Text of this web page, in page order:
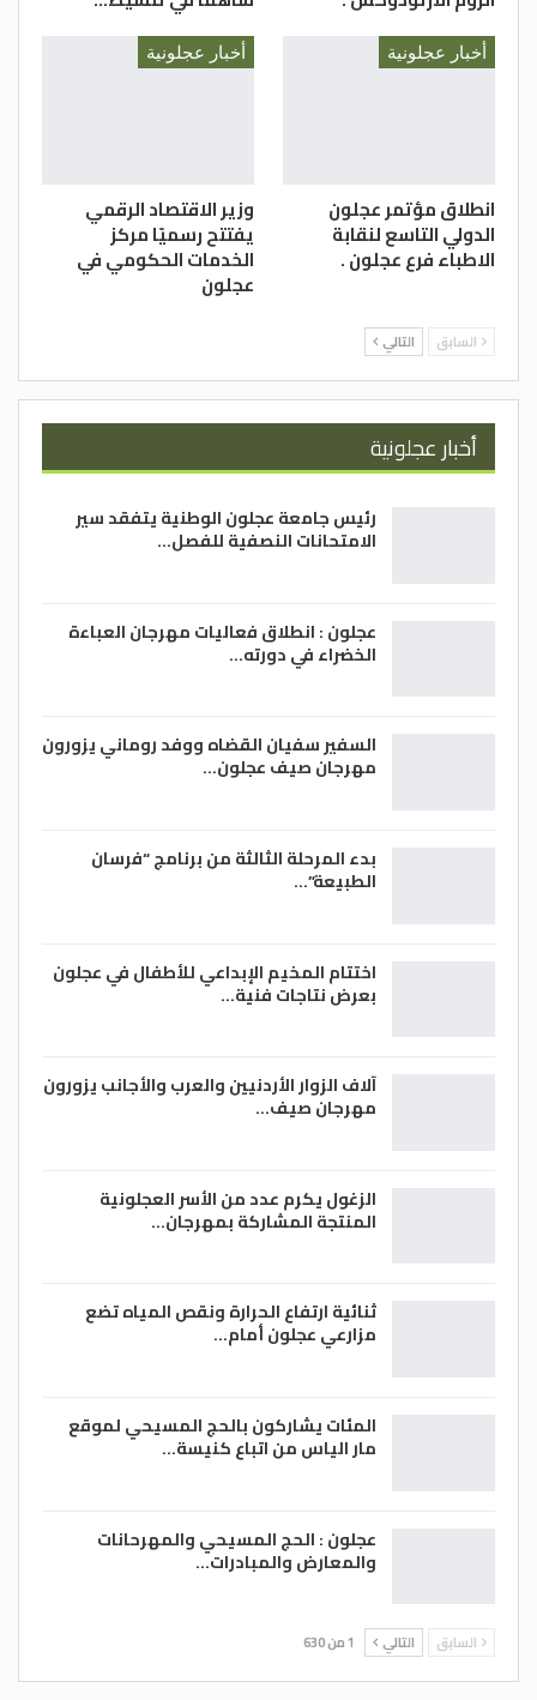
أخبار عجلونية
انطلاق مؤتمر عجلون
الدولي التاسع لنقابة
الاطباء فرع عجلون .
أخبار عجلونية
وزير الاقتصاد الرقمي
يفتتح رسميًا مركز
الخدمات الحكومي في
عجلون
السابق التالي
أخبار عجلونية
رئيس جامعة عجلون الوطنية يتفقد سير
الامتحانات النصفية للفصل…
عجلون : انطلاق فعاليات مهرجان العباءة
الخضراء في دورته…
السفير سفيان القضاه ووفد روماني يزورون
مهرجان صيف عجلون…
بدء المرحلة الثالثة من برنامج “فرسان
الطبيعة”…
اختتام المخيم الإبداعي للأطفال في عجلون
بعرض نتاجات فنية…
آلاف الزوار الأردنيين والعرب والأجانب يزورون
مهرجان صيف…
الزغول يكرم عدد من الأسر العجلونية
المنتجة المشاركة بمهرجان…
ثنائية ارتفاع الحرارة ونقص المياه تضع
مزارعي عجلون أمام…
المئات يشاركون بالحج المسيحي لموقع
مار الياس من اتباع كنيسة…
عجلون : الحج المسيحي والمهرحانات
والمعارض والمبادرات…
السابق التالي 1 من 630